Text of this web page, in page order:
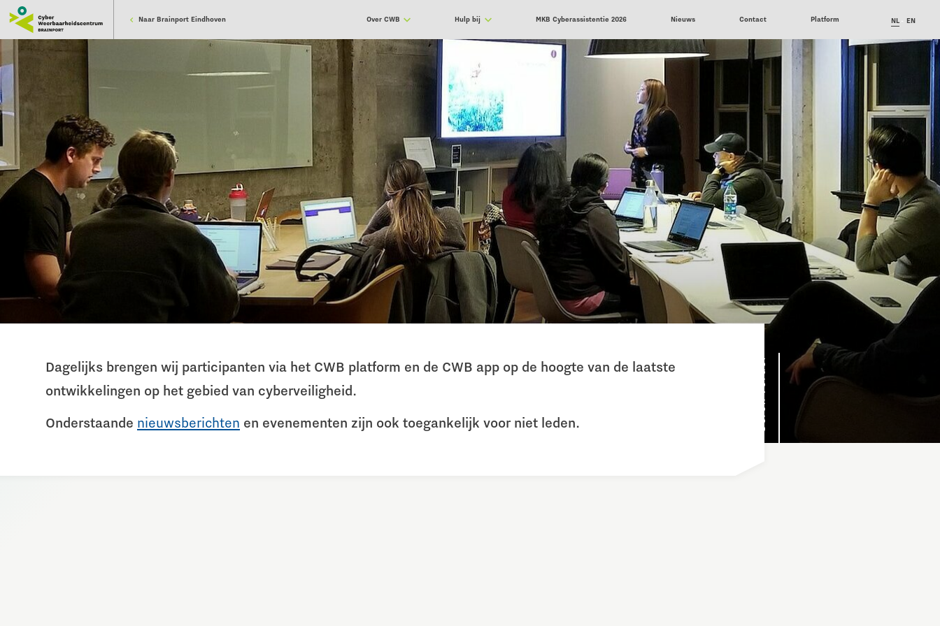
Naar Brainport Eindhoven Over CWB Hulp bij MKB Cyberassistentie 2026 Nieuws Contact Platform NL EN
Scroll verder
Dagelijks brengen wij participanten via het CWB platform en de CWB app op de hoogte van de laatste
ontwikkelingen op het gebied van cyberveiligheid.
Onderstaande nieuwsberichten en evenementen zijn ook toegankelijk voor niet leden.